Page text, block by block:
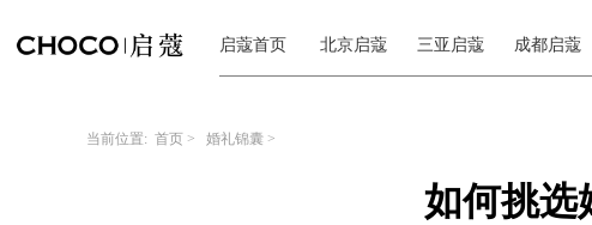
启蔻首页 北京启蔻 三亚启蔻 成都启蔻
当前位置: 首页 > 婚礼锦囊 >
如何挑选